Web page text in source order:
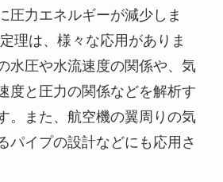
圧力エネルギーが減少しま
理は、様々な応用がありま
水圧や水流速度の関係や、気
度と圧力の関係などを解析す
。また、航空機の翼周りの気
パイプの設計などにも応用さ